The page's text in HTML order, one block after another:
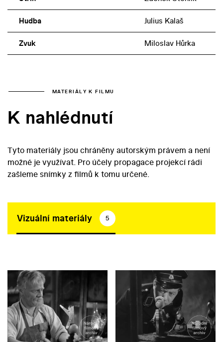
Hudba Julius Kalaš
Zvuk Miloslav Hůrka
MATERIÁLY K FILMU
K nahlédnutí
Tyto materiály jsou chráněny autorským právem a není
možné je využívat. Pro účely propagace projekcí rádi
zašleme snímky z filmů k tomu určené.
Vizuální materiály 5